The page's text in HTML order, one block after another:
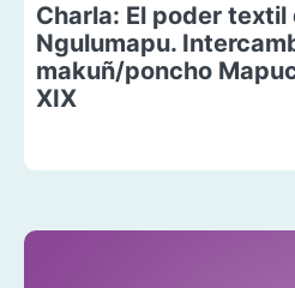
Charla: El poder textil
Ngulumapu.
makuñ/poncho
XIX